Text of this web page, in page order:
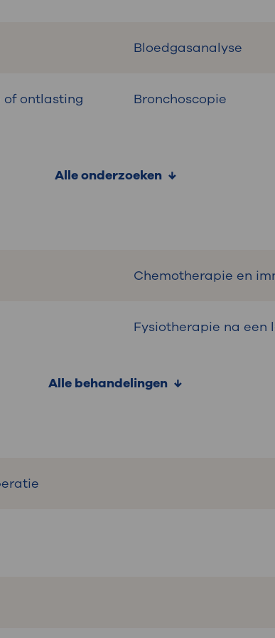
Bloedgasanalyse
of ontlasting
Bronchoscopie
Alle onderzoeken
Chemotherapie en
Fysiotherapie na een
Alle behandelingen